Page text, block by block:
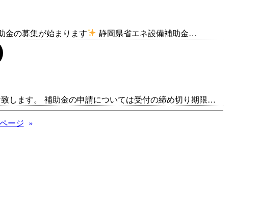
金の募集が始まります 静岡県省エネ設備補助金…
します。 補助金の申請については受付の締め切り期限…
ージ »